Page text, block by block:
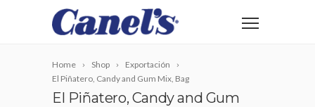
Home Shop
Exportación
El Piñatero, Candy and Gum Mix, Bag
El Piñatero, Candy and Gum